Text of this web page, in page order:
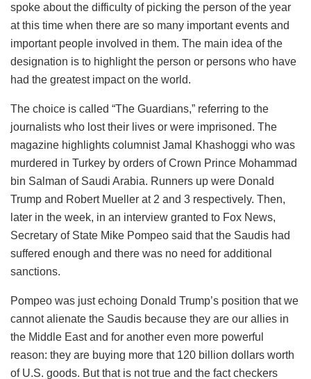
spoke about the difficulty of picking the person of the year
at this time when there are so many important events and
important people involved in them. The main idea of the
designation is to highlight the person or persons who have
had the greatest impact on the world.
The choice is called “The Guardians,” referring to the
journalists who lost their lives or were imprisoned. The
magazine highlights columnist Jamal Khashoggi who was
murdered in Turkey by orders of Crown Prince Mohammad
bin Salman of Saudi Arabia. Runners up were Donald
Trump and Robert Mueller at 2 and 3 respectively. Then,
later in the week, in an interview granted to Fox News,
Secretary of State Mike Pompeo said that the Saudis had
suffered enough and there was no need for additional
sanctions.
Pompeo was just echoing Donald Trump’s position that we
cannot alienate the Saudis because they are our allies in
the Middle East and for another even more powerful
reason: they are buying more that 120 billion dollars worth
of U.S. goods. But that is not true and the fact checkers